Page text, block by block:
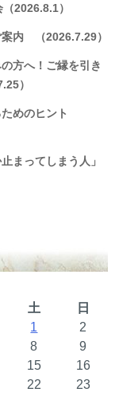
2026.8.1）
内 （2026.7.29）
方へ！ご縁を引き
）
めのヒント
まってしまう人」
土
日
1
2
8
9
15
16
22
23